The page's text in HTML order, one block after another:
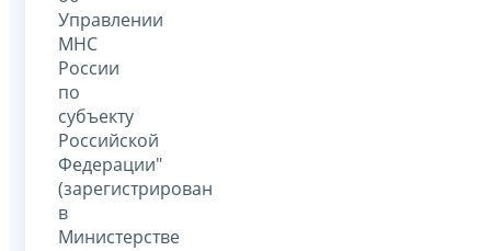
Управлении
МНС
России
по
субъекту
Российской
Федерации"
(зарегистрирован
в
Министерстве